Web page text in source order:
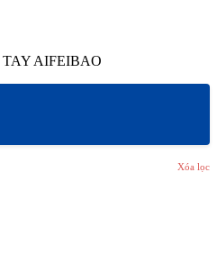
AIFEIBAO
Xóa lọc